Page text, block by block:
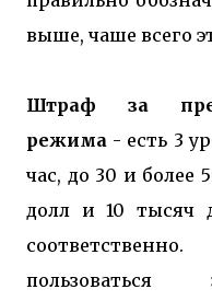
выше, чаше всего
Штраф за
режима - есть 3
час, до 30 и более
долл и 10 тысяч
пользоваться